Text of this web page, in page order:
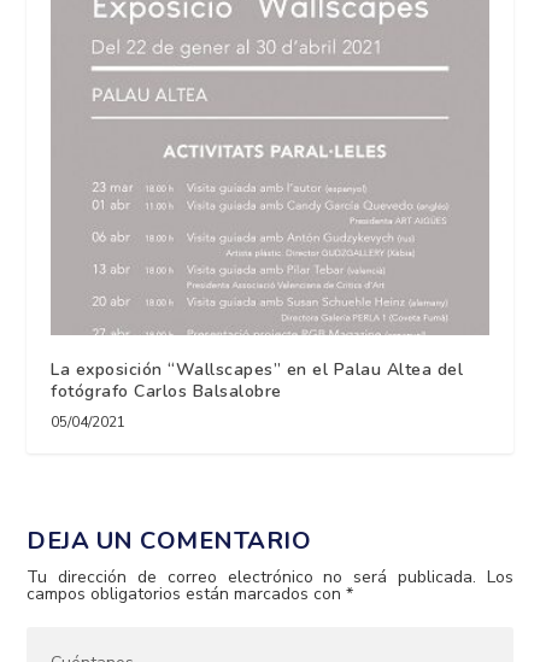
La exposición “Wallscapes” en el Palau Altea del
fotógrafo Carlos Balsalobre
05/04/2021
DEJA UN COMENTARIO
Tu dirección de correo electrónico no será publicada. Los
campos obligatorios están marcados con*